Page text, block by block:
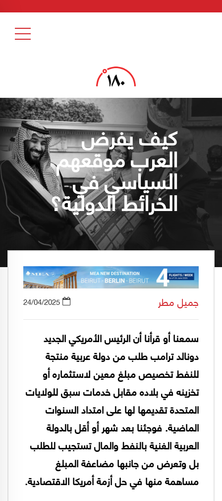
كيف يفرض
العرب موقعهم
السياسي في
الخرائط الدولية؟
جميل مطر 24/04/2025
سمعنا أو قرأنا أن الرئيس الأمريكي الجديد
دونالد ترامب طلب من دولة عربية منتجة
للنفط تخصيص مبلغ معين لاستثماره أو
تخزينه في بلاده مقابل خدمات سبق للولايات
المتحدة تقديمها لها على امتداد السنوات
الماضية. فوجئنا بعد شهر أو أقل بالدولة
العربية الغنية بالنفط والمال تستجيب للطلب
بل وتعرض من جانبها مضاعفة المبلغ
مساهمة منها في حل أزمة أمريكا الاقتصادية.